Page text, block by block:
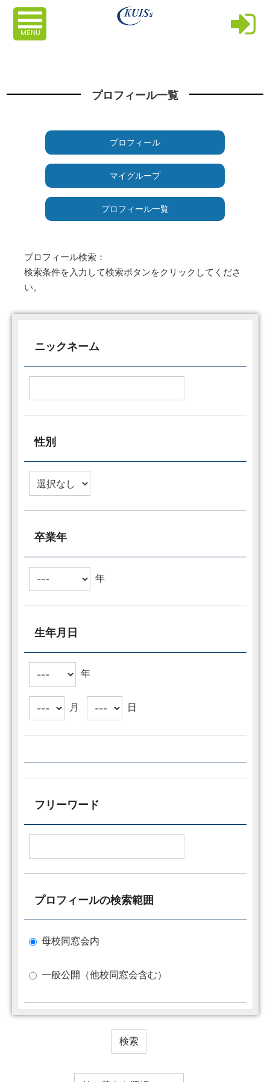
MENU
プロフィール一覧
プロフィール
マイグループ
プロフィール一覧
プロフィール検索：
検索条件を入力して検索ボタンをクリックしてくださ
い。
ニックネーム
性別
卒業年
年
生年月日
年
月 日
フリーワード
プロフィールの検索範囲
母校同窓会内
一般公開（他校同窓会含む）